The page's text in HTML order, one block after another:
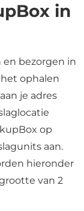
in
bezorgen in
ophalen
je adres
op
aan.
hieronder
van 2